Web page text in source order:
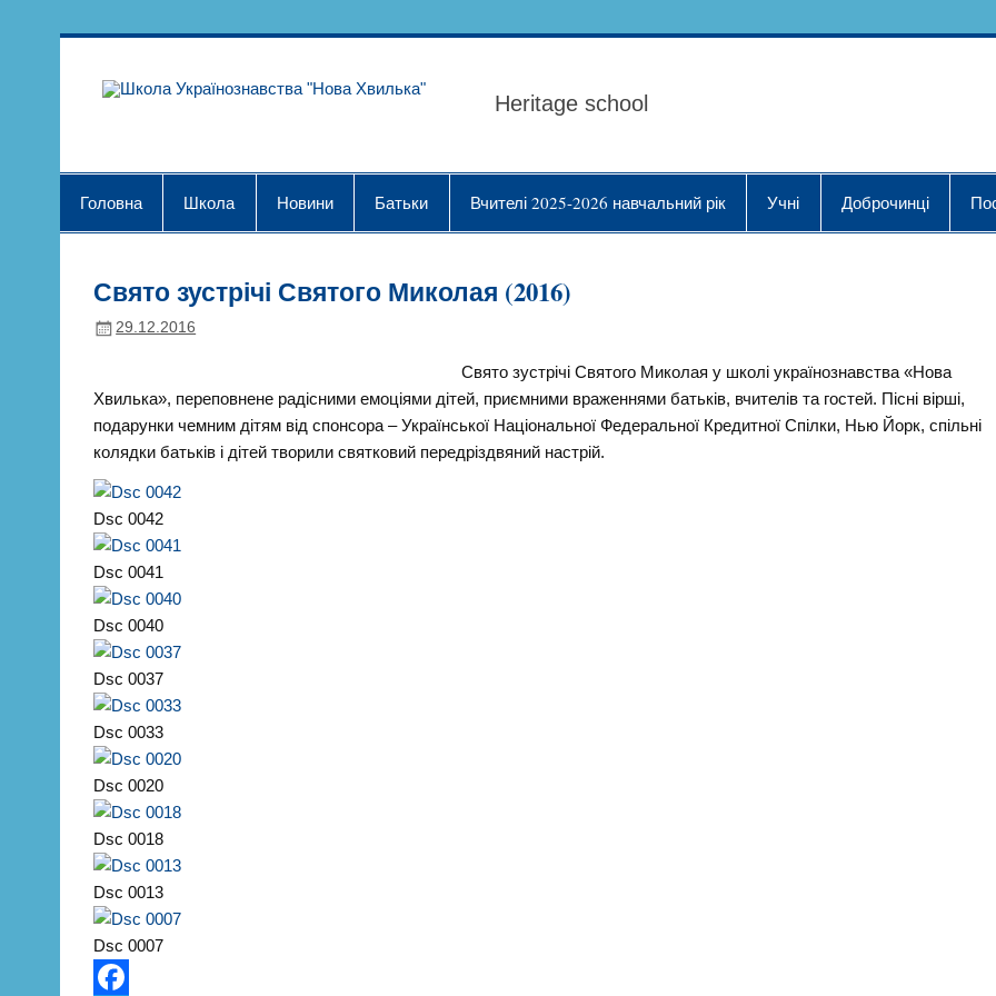
Школа Українознавства
Heritage school
Головна Школа Новини Батьки Вчителі 2025-2026 навчальний рік Учні Доброчинці
Свято зустрічі Святого Миколая (2016)
29.12.2016
Свято зустрічі Святого Миколая у школі українознавства «Нова
Хвилька», переповнене радісними емоціями дітей, приємними враженнями батьків, вчителів та гостей. Пісні вірші,
подарунки чемним дітям від спонсора – Української Національної Федеральної Кредитної Спілки, Нью Йорк, спільні
колядки батьків і дітей творили святковий передріздвяний настрій.
Dsc 0042
Dsc 0041
Dsc 0040
Dsc 0037
Dsc 0033
Dsc 0020
Dsc 0018
Dsc 0013
Dsc 0007